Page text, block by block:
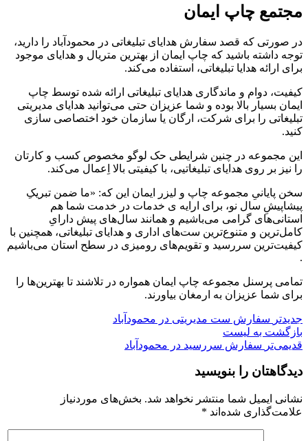
مجتمع چاپ ایمان
در صورتی که قصد سفارش هدایای تبلیغاتی در محمودآباد را دارید،
توجه داشته باشید که چاپ ایمان از بهترین متریال و هدایای موجود
برای ارائه هدایا تبلیغاتی، استفاده می‌کند.
کیفیت، دوام و ماندگاری هدایای تبلیغاتی ارائه شده توسط چاپ
ایمان بسیار بالا بوده و شما عزیزان حتی می‌توانید هدایای مدیریتی
تبلیغاتی را برای شرکت، ارگان یا سازمان خود اختصاصی سازی
کنید.
این مجموعه در چنین شرایطی حک لوگو مخصوص کسب و کارتان
را نیز بر روی هدایای تبلیغاتیی، با کیفیتی بالا اِعمال می‌کند.
سخن پایانیِ مجموعه چاپ و لیزر ایمان این که: «ما ضمن تبریکِ
پیشاپیشِ سال نو، برای ارایه ی خدمات در خدمت شما هم
استانی‌های گرامی می‌باشیم و همانند سال‌های پیش دارایِ
کامل‌ترین و متنوع‌ترین ست‌های اداری و هدایای تبلیغاتی، همچنین با
کیفیت‌ترین سررسید و تقویم‌های رومیزی در سطح استان می‌باشیم
.
تمامی پرسنل مجموعه چاپ ایمان همواره در تلاشند تا بهترین‌ها را
برای شما عزیزان به ارمغان بیاورند.
جدیدتر سفارش ست مدیریتی در محمودآباد
بازگشت به لیست
قدیمی‌تر سفارش سررسید در محمودآباد
دیدگاهتان را بنویسید
نشانی ایمیل شما منتشر نخواهد شد. بخش‌های موردنیاز
علامت‌گذاری شده‌اند *